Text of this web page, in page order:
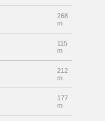
268
m
115
m
212
m
177
m